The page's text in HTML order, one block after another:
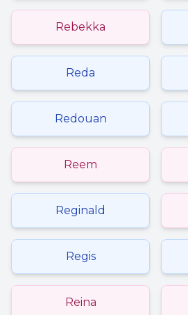
Rebekka
Reda
Redouan
Reem
Reginald
Regis
Reina